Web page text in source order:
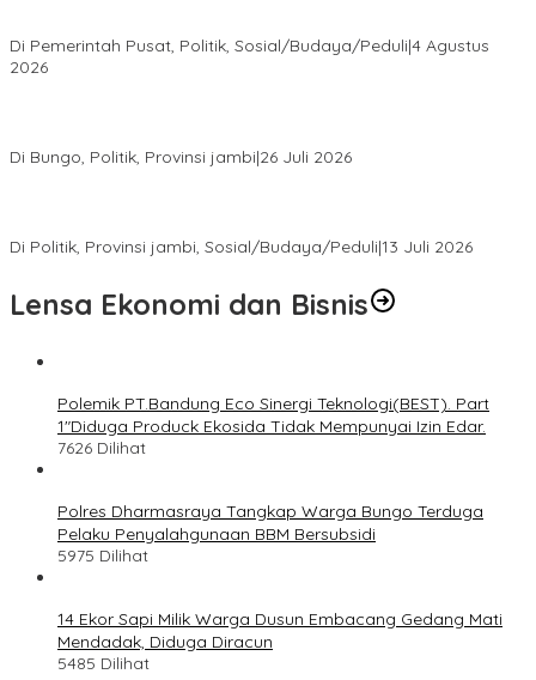
Di Pemerintah Pusat, Politik, Sosial/Budaya/Peduli|4 Agustus
2026
Di Bungo, Politik, Provinsi jambi|26 Juli 2026
Di Politik, Provinsi jambi, Sosial/Budaya/Peduli|13 Juli 2026
Lensa Ekonomi dan Bisnis
Polemik PT.Bandung Eco Sinergi Teknologi(BEST). Part
1″Diduga Produck Ekosida Tidak Mempunyai Izin Edar.
7626 Dilihat
Polres Dharmasraya Tangkap Warga Bungo Terduga
Pelaku Penyalahgunaan BBM Bersubsidi
5975 Dilihat
14 Ekor Sapi Milik Warga Dusun Embacang Gedang Mati
Mendadak, Diduga Diracun
5485 Dilihat